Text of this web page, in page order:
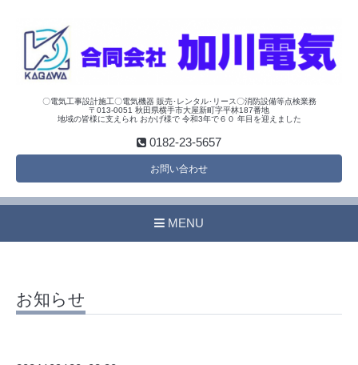
〇電気工事設計施工〇電気機器 販売･レンタル･リース〇消防設備等点検業務
〒013-0051 秋田県横手市大屋新町字平林187番地
地域の皆様に支えられ おかげ様で 令和3年で６０ 年目を迎えました
0182-23-5657
お問い合わせ
MENU
お知らせ